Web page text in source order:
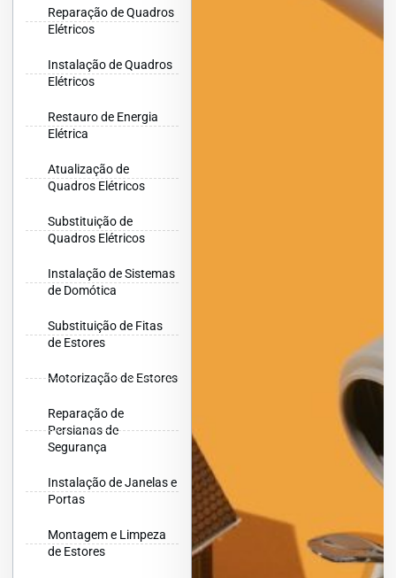
Reparação de Quadros
Elétricos
Instalação de Quadros
Elétricos
Restauro de Energia
Elétrica
Atualização de
Quadros Elétricos
Substituição de
Quadros Elétricos
Instalação de Sistemas
de Domótica
Substituição de Fitas
de Estores
Motorização de Estores
Reparação de
Persianas de
Segurança
Instalação de Janelas e
Portas
Montagem e Limpeza
de Estores